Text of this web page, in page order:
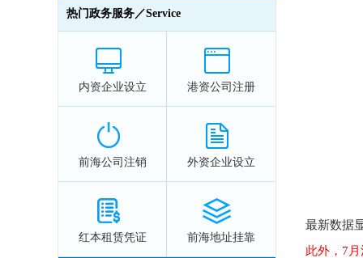
最新数据
此外，7
热门政务服务／Service
内资企业设立 港资公司注册
前海公司注销 外资企业设立
红本租赁凭证 前海地址挂靠